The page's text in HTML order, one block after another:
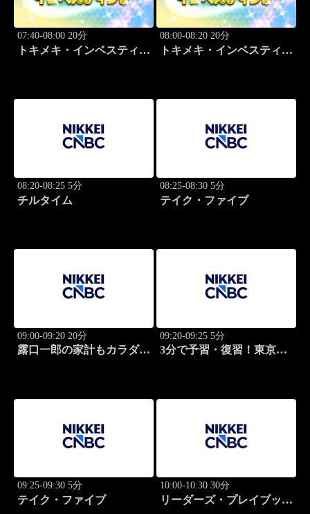
07:40-08:00 20分
トキメキ・インベスティン
08:00-08:20 20分
トキメキ・インベスティン
08:20-08:25 5分
チルタイム
08:25-08:30 5分
テイク・ファイブ
09:00-09:20 20分
露口一郎の家計もカラダも
09:20-09:25 5分
3分で予習・復習！東京市
09:25-09:30 5分
テイク・ファイブ
10:00-10:30 30分
リーダーズ・プレイブック